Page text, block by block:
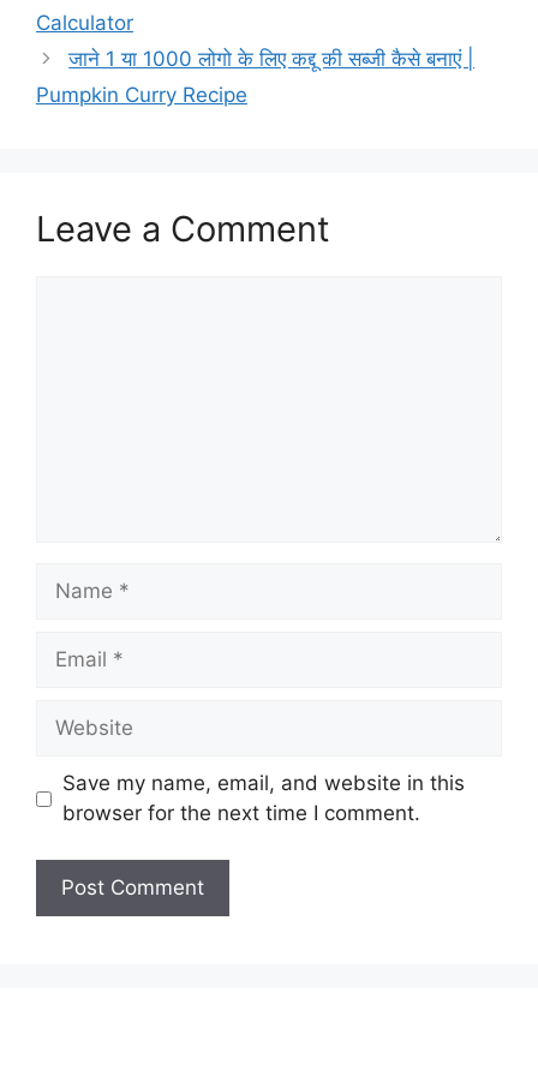
Calculator
जाने 1 या 1000 लोगो के लिए कद्दू की सब्जी कैसे बनाएं |
Pumpkin Curry Recipe
Leave a Comment
Name
Email
Website
Save my name, email, and website in this
browser for the next time I comment.